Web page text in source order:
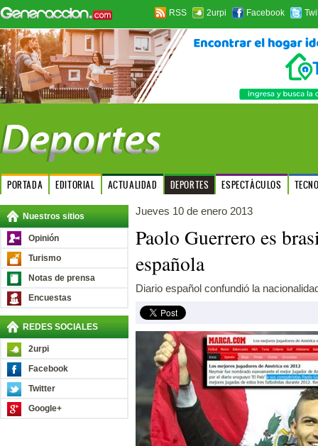
RSS 2urpi Facebook
PORTADA EDITORIAL ACTUALIDAD DEPORTES ESPECTÁCULOS
Nuestros sitios
Opinión
Turismo
Notas de prensa
Encuestas
REDES SOCIALES
2urpi
Facebook
Twitter
Google+
Jueves 10 de enero 2013
Paolo Guerrero es
española
Diario español confundió la